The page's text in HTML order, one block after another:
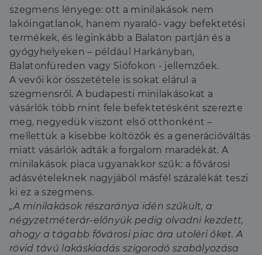
szegmens lényege: ott a minilakások nem
lakóingatlanok, hanem nyaraló- vagy befektetési
termékek, és leginkább a Balaton partján és a
gyógyhelyeken – például Harkányban,
Balatonfüreden vagy Siófokon - jellemzőek.
A vevői kör összetétele is sokat elárul a
szegmensről. A budapesti minilakásokat a
vásárlók több mint fele befektetésként szerezte
meg, negyedük viszont első otthonként –
mellettük a kisebbe költözők és a generációváltás
miatt vásárlók adták a forgalom maradékát. A
minilakások piaca ugyanakkor szűk: a fővárosi
adásvételeknek nagyjából másfél százalékát teszi
ki ez a szegmens.
„A minilakások részaránya idén szűkült, a
négyzetméterár-előnyük pedig olvadni kezdett,
ahogy a tágabb fővárosi piac ára utoléri őket. A
rövid távú lakáskiadás szigorodó szabályozása